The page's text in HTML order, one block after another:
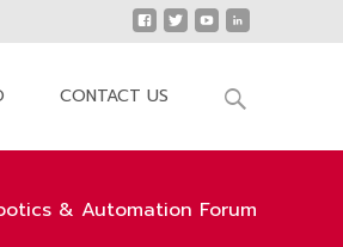
CONTACT US
Search
& Automation Forum